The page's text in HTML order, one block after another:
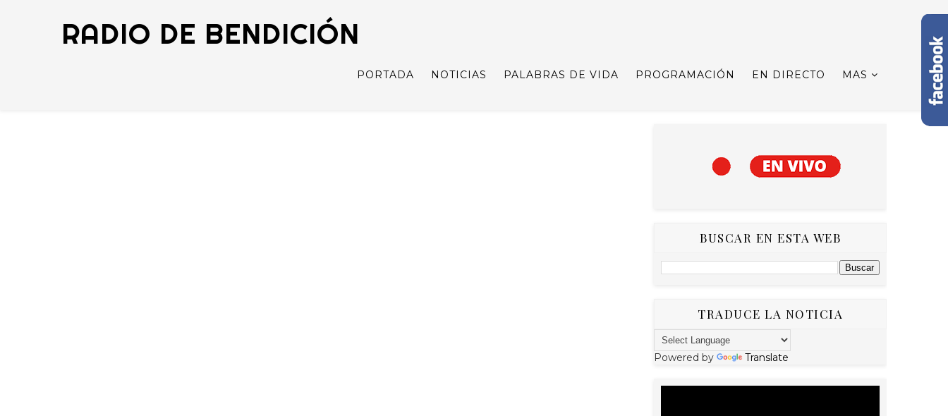
RADIO DE BENDICIÓN
PORTADA NOTICIAS PALABRAS DE VIDA PROGRAMACIÓN EN DIRECTO MAS
BUSCAR EN ESTA WEB
TRADUCE LA NOTICIA
Powered by Translate